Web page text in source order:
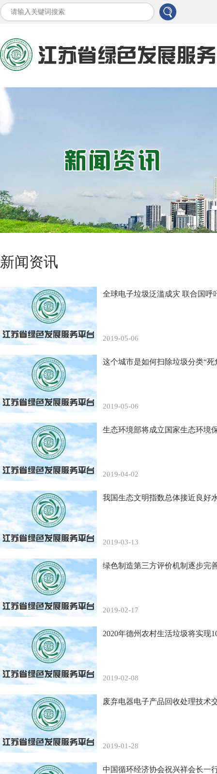
新闻资讯
全球电子垃圾泛滥成灾 联合国呼
2019-05-06
这个城市是如何扫除垃圾分类“死
2019-05-06
生态环境部将成立国家生态环境
2019-04-02
我国生态文明指数总体接近良好
2019-03-13
绿色制造第三方评价机制逐步完
2019-02-17
2020年德州农村生活垃圾将实现
2019-02-08
废弃电器电子产品回收处理技术
2019-01-28
中国循环经济协会祝兴祥会长一